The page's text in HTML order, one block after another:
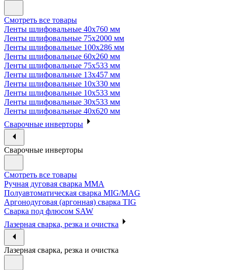
Смотреть все товары
Ленты шлифовальные 40х760 мм
Ленты шлифовальные 75х2000 мм
Ленты шлифовальные 100х286 мм
Ленты шлифовальные 60х260 мм
Ленты шлифовальные 75х533 мм
Ленты шлифовальные 13х457 мм
Ленты шлифовальные 10х330 мм
Ленты шлифовальные 10х533 мм
Ленты шлифовальные 30х533 мм
Ленты шлифовальные 40х620 мм
Сварочные инверторы
Сварочные инверторы
Смотреть все товары
Ручная дуговая сварка MMA
Полуавтоматическая сварка MIG/MAG
Аргонодуговая (аргонная) сварка TIG
Сварка под флюсом SAW
Лазерная сварка, резка и очистка
Лазерная сварка, резка и очистка